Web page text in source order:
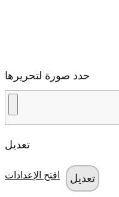
حدد صورة لتحريرها
تعديل
افتح الإعدادات